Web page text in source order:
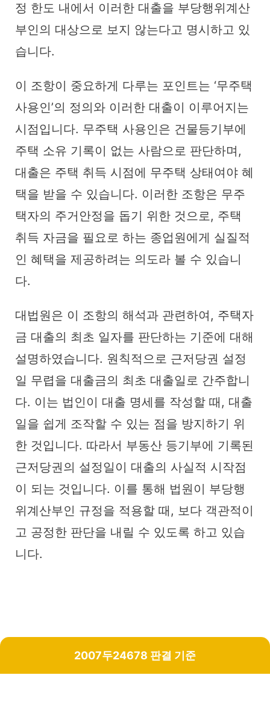
정 한도 내에서 이러한 대출을 부당행위계산
부인의 대상으로 보지 않는다고 명시하고 있
습니다.
이 조항이 중요하게 다루는 포인트는 ‘무주택
사용인’의 정의와 이러한 대출이 이루어지는
시점입니다. 무주택 사용인은 건물등기부에
주택 소유 기록이 없는 사람으로 판단하며,
대출은 주택 취득 시점에 무주택 상태여야 혜
택을 받을 수 있습니다. 이러한 조항은 무주
택자의 주거안정을 돕기 위한 것으로, 주택
취득 자금을 필요로 하는 종업원에게 실질적
인 혜택을 제공하려는 의도라 볼 수 있습니
다.
대법원은 이 조항의 해석과 관련하여, 주택자
금 대출의 최초 일자를 판단하는 기준에 대해
설명하였습니다. 원칙적으로 근저당권 설정
일 무렵을 대출금의 최초 대출일로 간주합니
다. 이는 법인이 대출 명세를 작성할 때, 대출
일을 쉽게 조작할 수 있는 점을 방지하기 위
한 것입니다. 따라서 부동산 등기부에 기록된
근저당권의 설정일이 대출의 사실적 시작점
이 되는 것입니다. 이를 통해 법원이 부당행
위계산부인 규정을 적용할 때, 보다 객관적이
고 공정한 판단을 내릴 수 있도록 하고 있습
니다.
2007두24678 판결 기준